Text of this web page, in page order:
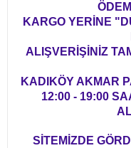
KARGO YERİNE
ALIŞVERİŞİNİZ
KADIKÖY AKMAR
12:00 - 19:00
SİTEMİZDE